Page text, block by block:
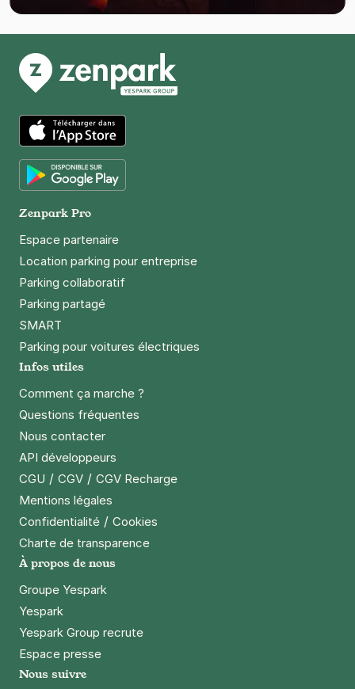
App Store
Zenpark Pro
Espace partenaire
Location parking pour entreprise
Parking collaboratif
Parking partagé
SMART
Parking pour voitures électriques
Infos utiles
Comment ça marche ?
Questions fréquentes
Nous contacter
API développeurs
CGU / CGV / CGV Recharge
Mentions légales
Confidentialité / Cookies
Charte de transparence
À propos de nous
Groupe Yespark
Yespark
Yespark Group recrute
Espace presse
Nous suivre